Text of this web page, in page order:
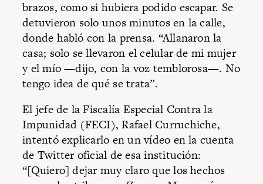
brazos, como si hubiera podido escapar. Se
detuvieron solo unos minutos en la calle,
donde habló con la prensa. “Allanaron la
casa; solo se llevaron el celular de mi mujer
y el mío —dijo, con la voz temblorosa—. No
tengo idea de qué se trata”.
El jefe de la Fiscalía Especial Contra la
Impunidad (FECI), Rafael Curruchiche,
intentó explicarlo en un vídeo en la cuenta
de Twitter oficial de esa institución:
“[Quiero] dejar muy claro que los hechos